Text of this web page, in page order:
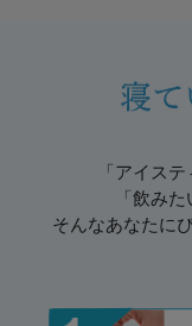
出にくいので
夜寝る前に水
ムダウンもおき
「アイス
「飲み
そんなあなたに